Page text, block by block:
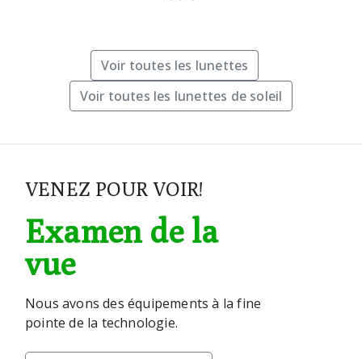
Voir toutes les lunettes
Voir toutes les lunettes de soleil
VENEZ POUR VOIR!
Examen de la
vue
Nous avons des équipements à la fine
pointe de la technologie.